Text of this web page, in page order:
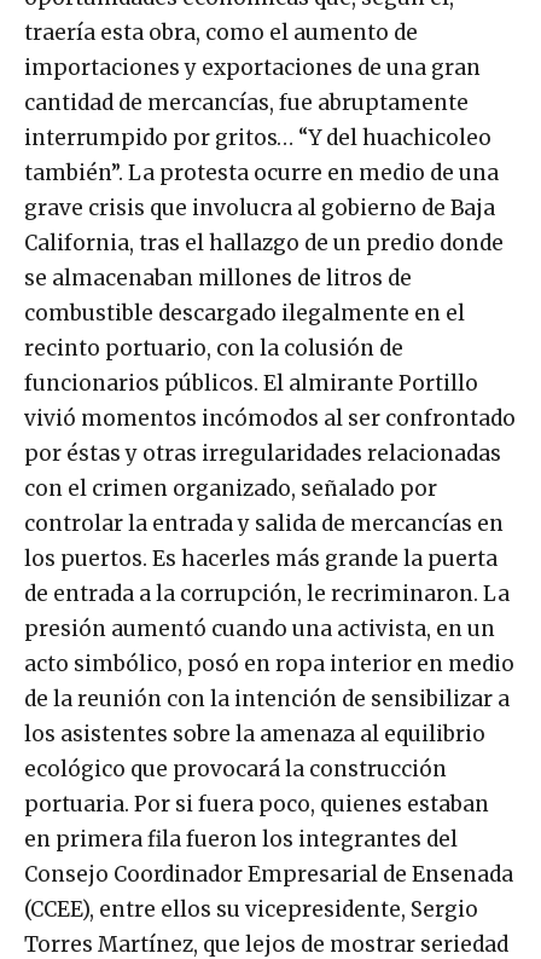
traería esta obra, como el aumento de
importaciones y exportaciones de una gran
cantidad de mercancías, fue abruptamente
interrumpido por gritos… “Y del huachicoleo
también”. La protesta ocurre en medio de una
grave crisis que involucra al gobierno de Baja
California, tras el hallazgo de un predio donde
se almacenaban millones de litros de
combustible descargado ilegalmente en el
recinto portuario, con la colusión de
funcionarios públicos. El almirante Portillo
vivió momentos incómodos al ser confrontado
por éstas y otras irregularidades relacionadas
con el crimen organizado, señalado por
controlar la entrada y salida de mercancías en
los puertos. Es hacerles más grande la puerta
de entrada a la corrupción, le recriminaron. La
presión aumentó cuando una activista, en un
acto simbólico, posó en ropa interior en medio
de la reunión con la intención de sensibilizar a
los asistentes sobre la amenaza al equilibrio
ecológico que provocará la construcción
portuaria. Por si fuera poco, quienes estaban
en primera fila fueron los integrantes del
Consejo Coordinador Empresarial de Ensenada
(CCEE), entre ellos su vicepresidente, Sergio
Torres Martínez, que lejos de mostrar seriedad